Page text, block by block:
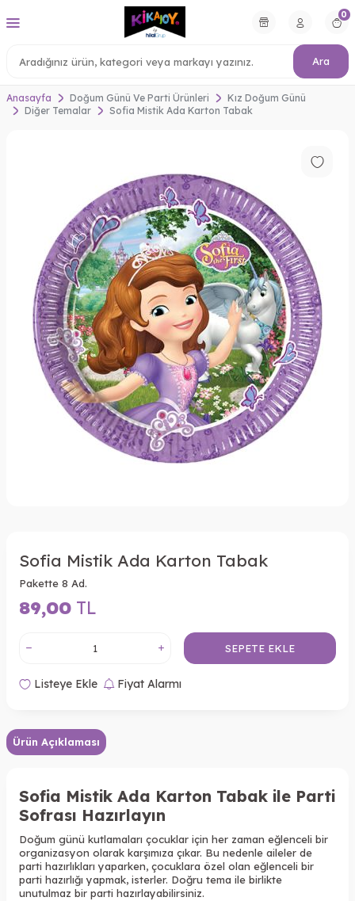
Ara
0
Anasayfa Doğum Günü Ve Parti Ürünleri
Kız Doğum Günü
Diğer Temalar
Sofia Mistik Ada Karton Tabak
Sofia Mistik Ada Karton Tabak
Pakette 8 Ad.
89,00 TL
SEPETE EKLE
Listeye Ekle Fiyat Alarmı
Ürün Açıklaması
Sofia Mistik Ada Karton Tabak ile Parti
Sofrası Hazırlayın
Doğum günü kutlamaları çocuklar için her zaman eğlenceli bir
organizasyon olarak karşımıza çıkar. Bu nedenle aileler de
parti hazırlıkları yaparken, çocuklara özel olan eğlenceli bir
parti hazırlığı yapmak, isterler. Doğru tema ile birlikte
unutulmaz bir parti hazırlayabilirsiniz.